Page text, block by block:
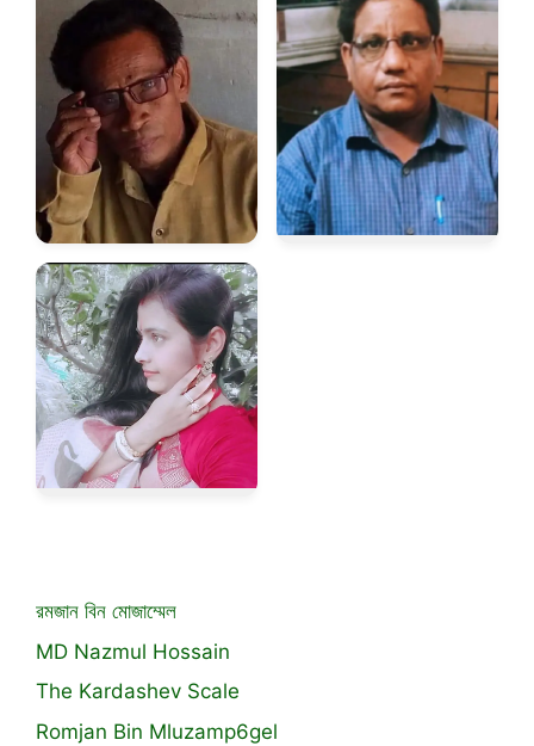
রমজান বিন মোজাম্মেল
MD Nazmul Hossain
The Kardashev Scale
Romjan Bin Mluzamp6gel